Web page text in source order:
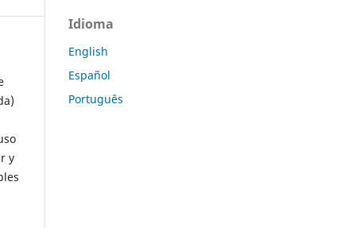
y
Idioma
English
Español
Português